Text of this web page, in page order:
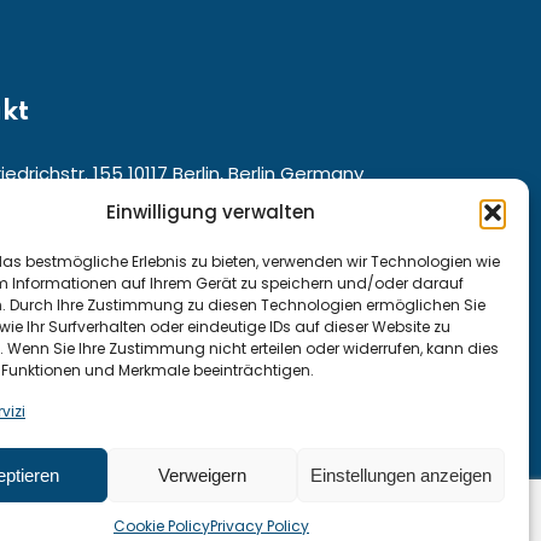
Einwilligung verwalten
bestmögliche Erlebnis zu bieten, verwenden wir Technologien wie
Informationen auf Ihrem Gerät zu speichern und/oder darauf
Durch Ihre Zustimmung zu diesen Technologien ermöglichen Sie
Ihr Surfverhalten oder eindeutige IDs auf dieser Website zu
Wenn Sie Ihre Zustimmung nicht erteilen oder widerrufen, kann dies
und Merkmale beeinträchtigen.
Verweigern Einstellungen anzeigen
Cookie PolicyPrivacy Policy
155 10117 Berlin, Berlin Germany
den Kundenservice aus ganz:
und Österreich: +49 15222307947
794290815